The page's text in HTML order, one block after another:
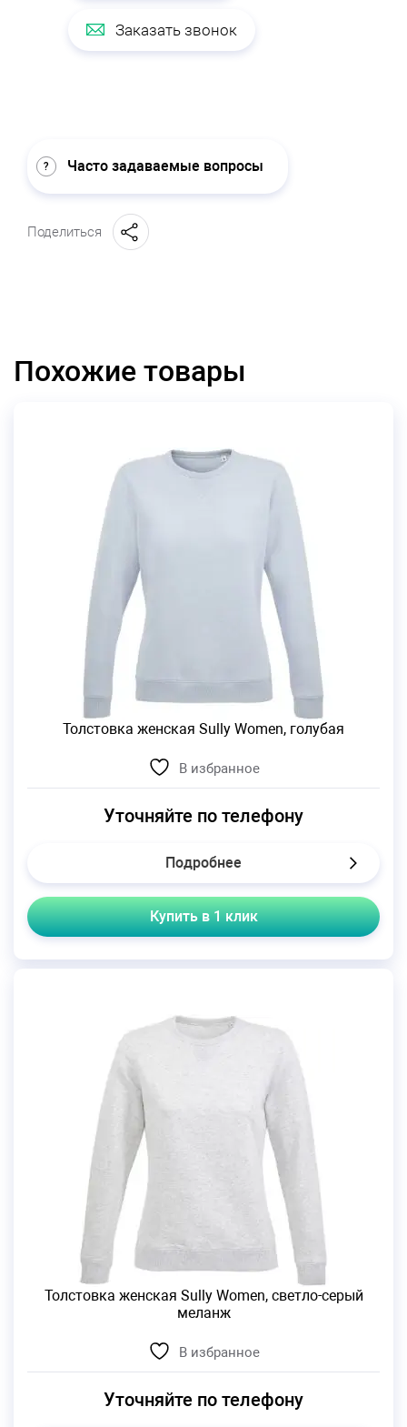
Заказать звонок
Часто задаваемые вопросы
Поделиться
Похожие товары
Толстовка женская Sully Women, голубая
В избранное
Уточняйте по телефону
Подробнее
Купить в 1 клик
Толстовка женская Sully Women, светло-серый
меланж
В избранное
Уточняйте по телефону